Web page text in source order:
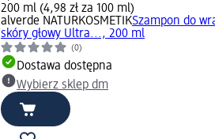
200 ml (4,98 zł za 100 ml)
alverde NATURKOSMETIKSzampon do
skóry głowy Ultra..., 200 ml
(0)
Dostawa dostępna
Wybierz sklep dm